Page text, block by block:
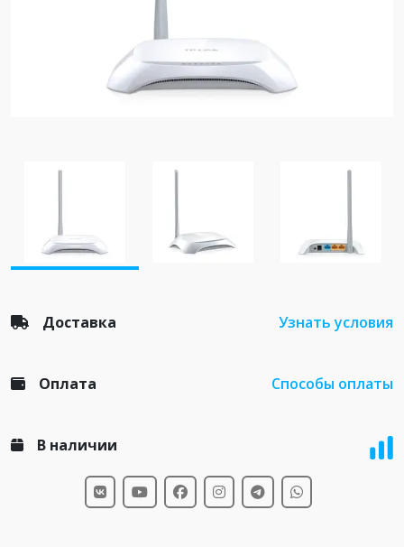
Доставка Узнать условия
Оплата Способы оплаты
В наличии